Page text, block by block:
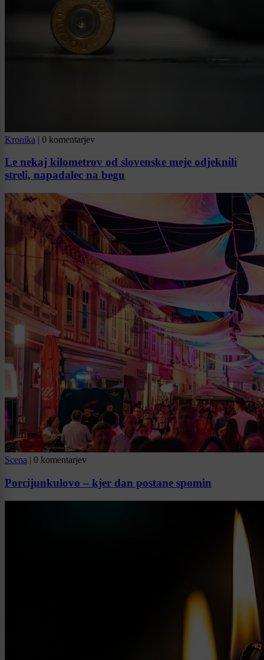
Kronika | 0 komentarjev
Le nekaj kilometrov od slovenske meje odjeknili
streli, napadalec na begu
Scena | 0 komentarjev
Porcijunkulovo – kjer dan postane spomin